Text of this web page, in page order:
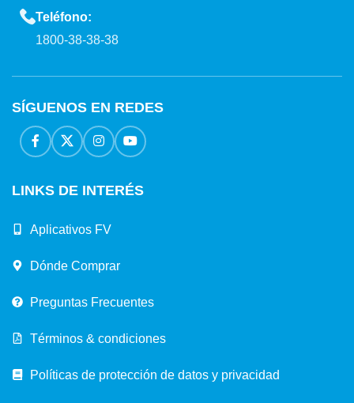
Teléfono:
1800-38-38-38
SÍGUENOS EN REDES
LINKS DE INTERÉS
Aplicativos FV
Dónde Comprar
Preguntas Frecuentes
Términos & condiciones
Políticas de protección de datos y privacidad